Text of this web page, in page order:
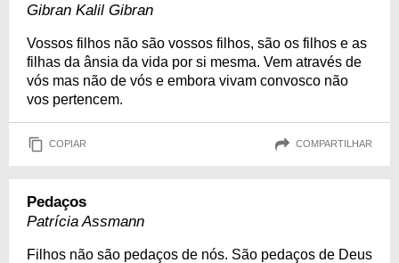
Gibran Kalil Gibran
Vossos filhos não são vossos filhos, são os filhos e as
filhas da ânsia da vida por si mesma. Vem através de
vós mas não de vós e embora vivam convosco não
vos pertencem.
COPIAR COMPARTILHAR
Pedaços
Patrícia Assmann
Filhos não são pedaços de nós. São pedaços de Deus